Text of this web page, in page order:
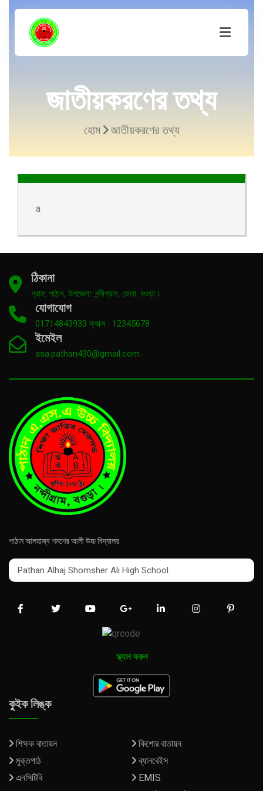
জাতীয়করণের তথ্য
হোম জাতীয়করণের তথ্য
a
ঠিকানা
গ্রাম: পাঠান, উপজেলা: নন্দীগ্রাম, জেলা: বগুড়া।
যোগাযোগ
01714843933 ফ্যাক্স : 12345678
ইমেইল
asa.pathan430@gmail.com
পাঠান আলহাজ্ব শমশের আলী উচ্চ বিদ্যালয়
Pathan Alhaj Shomsher Ali High School
Pathan Alhaj Shomsher Ali High School
স্ক্যান করুন
কুইক লিঙ্ক
শিক্ষক বাতায়ন
কিশোর বাতায়ন
মুক্তপাঠ
ব্যানবেইস
এনসিটিবি
EMIS